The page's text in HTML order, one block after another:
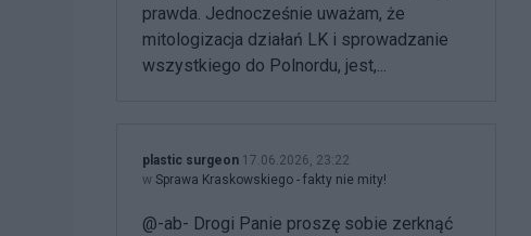
prawda. Jednocześnie uważam, że
mitologizacja działań LK i sprowadzanie
wszystkiego do Polnordu, jest,...
plastic surgeon 17.06.2026, 23:22
w Sprawa Kraskowskiego - fakty nie mity!
@-ab- Drogi Panie proszę sobie zerknąć